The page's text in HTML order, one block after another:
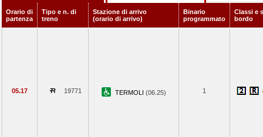
Orario di
partenza
Tipo e n. di
treno
Stazione di arrivo
(orario di arrivo)
Binario
programmato
Classi e
bordo
05.17 19771 TERMOLI (06.25) 1